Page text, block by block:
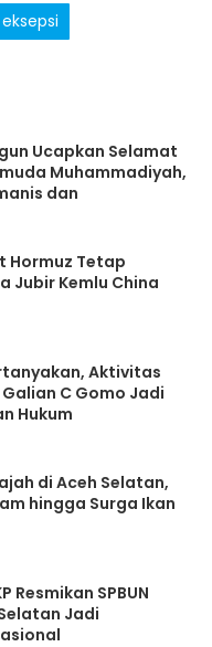
eksepsi
Ucapkan Selamat
Muhammadiyah,
dan
Hormuz Tetap
Jubir Kemlu China
Aktivitas
C Gomo Jadi
Hukum
di Aceh Selatan,
hingga Surga Ikan
Resmikan SPBUN
Jadi